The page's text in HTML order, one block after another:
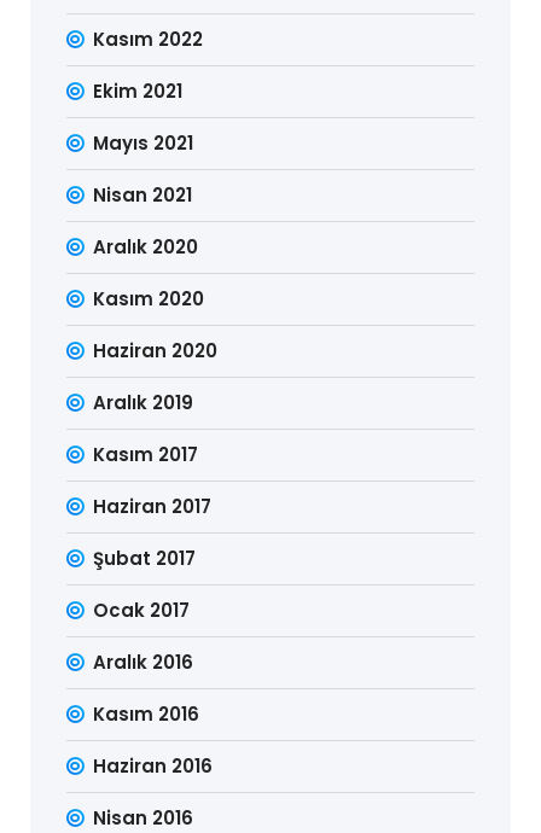
Kasım 2022
Ekim 2021
Mayıs 2021
Nisan 2021
Aralık 2020
Kasım 2020
Haziran 2020
Aralık 2019
Kasım 2017
Haziran 2017
Şubat 2017
Ocak 2017
Aralık 2016
Kasım 2016
Haziran 2016
Nisan 2016